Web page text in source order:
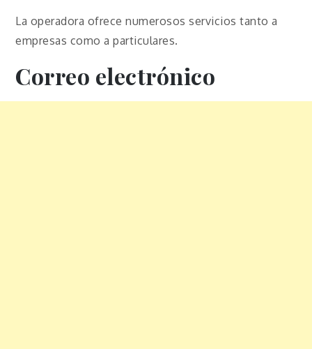
La operadora ofrece numerosos servicios tanto a
empresas como a particulares.
Correo electrónico